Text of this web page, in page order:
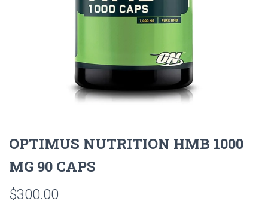
OPTIMUS NUTRITION HMB 1000
MG 90 CAPS
$300.00